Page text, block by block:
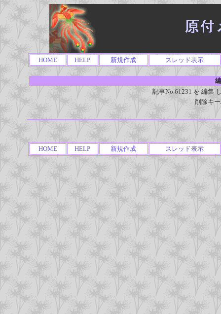
HOME HELP 新規作成 スレッド表示
記事No.61231 を 編集
削除キ
HOME HELP 新規作成 スレッド表示